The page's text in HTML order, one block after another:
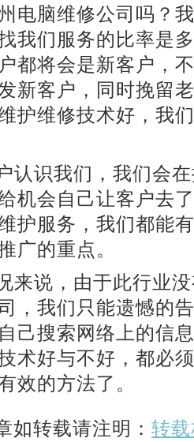
电脑维修公司吗？
我们服务的比率是
都将会是新客户，
新客户，同时挽留
护维修技术好，我
认识我们，我们会
机会自己让客户去
护服务，我们都能
广的重点。
来说，由于此行业
，我们只能遗憾的
己搜索网络上的信
术好与不好，都必
效的方法了。
如转载请注明： 转